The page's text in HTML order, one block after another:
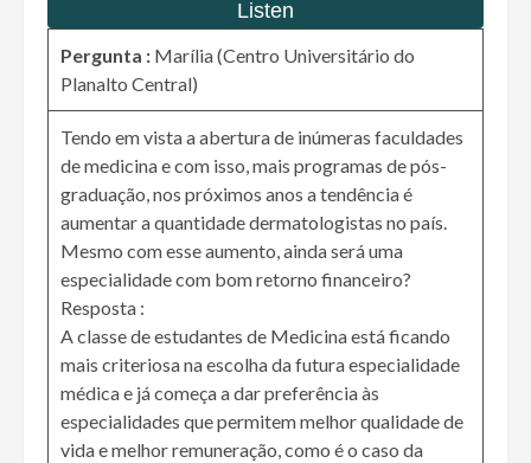
Pergunta : Marília (Centro Universitário do
Planalto Central)
Tendo em vista a abertura de inúmeras faculdades
de medicina e com isso, mais programas de pós-
graduação, nos próximos anos a tendência é
aumentar a quantidade dermatologistas no país.
Mesmo com esse aumento, ainda será uma
especialidade com bom retorno financeiro?
Resposta :
A classe de estudantes de Medicina está ficando
mais criteriosa na escolha da futura especialidade
médica e já começa a dar preferência às
especialidades que permitem melhor qualidade de
vida e melhor remuneração, como é o caso da